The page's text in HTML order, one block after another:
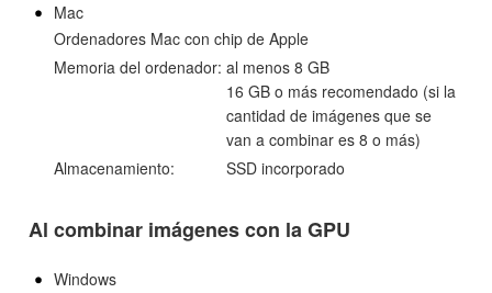
Mac
Ordenadores Mac con chip de Apple
Memoria del ordenador: al menos 8 GB
16 GB o más recomendado (si la
cantidad de imágenes que se
van a combinar es 8 o más)
Almacenamiento:
SSD incorporado
Al combinar imágenes con la GPU
Windows